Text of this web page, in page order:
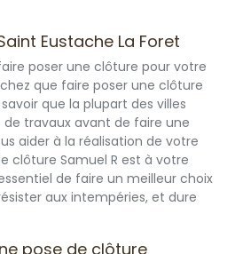
Eustache La Foret
poser une clôture pour votre
que faire poser une clôture
que la plupart des villes
de travaux avant de faire une
aider à la réalisation de votre
clôture Samuel R est à votre
de faire un meilleur choix
aux intempéries, et dure
pose de clôture